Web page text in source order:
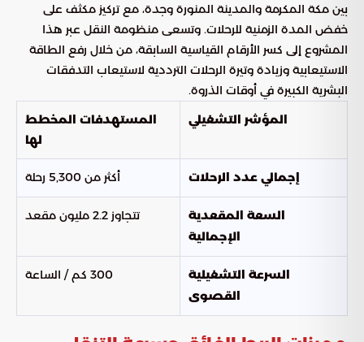
بين مكة المكرمة والمدينة المنورة وجدة، مع تركيز مكثف على
خفض المدة الزمنية للرحلات. وتسعى منظومة النقل عبر هذا
المشروع إلى كسر الأرقام القياسية السابقة، من خلال رفع الطاقة
الاستيعابية وزيادة وتيرة الرحلات الترددية لاستيعاب التدفقات
البشرية الكبيرة في أوقات الذروة.
المؤشر التشغيلي
المستهدفات المخطط
لها
إجمالي عدد الرحلات أكثر من 5,300 رحلة
السعة المقعدية
الإجمالية
تتجاوز 2.2 مليون مقعد
السرعة التشغيلية
القصوى
300 كم / الساعة